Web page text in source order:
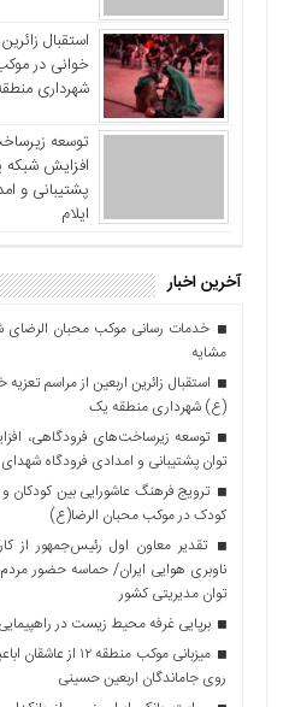
استقبال
خوانی در
شهرداری
توسعه
افزایش شبکه
پشتیبانی و
ایلام
آخرین اخبار
مشایه
استقبال زائرین اربعین از مراسم
(ع) شهرداری منطقه یک
توسعه زیرساخت‌های فرودگاهی،
توان پشتیبانی و امدادی فرودگاه شهدای
ترویج فرهنگ عاشورایی بین کودکان و
کودک در موکب محبان الرضا(ع)
تقدیر معاون اول رئیس‌جمهور از
ناوبری هوایی ایران/ حماسه حضور
توان مدیریتی کشور
برپایی غرفه محیط زیست در
میزبانی موکب منطقه
روی جاماندگان اربعین حسینی